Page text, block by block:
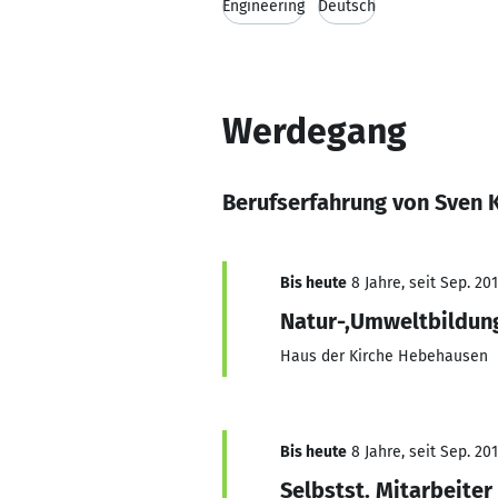
Engineering Deutsch
Werdegang
Berufserfahrung von Sven
Bis heute 8 Jahre, seit Sep.
Natur-
Haus der Kirche Hebehausen
Bis heute 8 Jahre, seit Sep.
Selbstst. Mitarbeiter